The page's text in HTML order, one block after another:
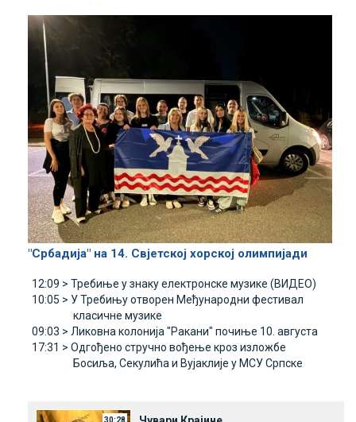
"Србадија" на 14. Свјетској хорској олимпијади
12:09 > Требиње у знаку електронске музике (ВИДЕО)
10:05 > У Требињу отворен Међународни фестивал
класичне музике
09:03 > Ликовна колонија "Ракани" почиње 10. августа
17:31 > Одгођено стручно вођење кроз изложбе
Босиља, Секулића и Вујаклије у МСУ Српске
30:28